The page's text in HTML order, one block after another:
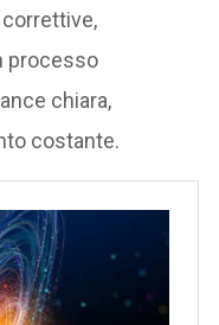
processo
chiara,
costante.